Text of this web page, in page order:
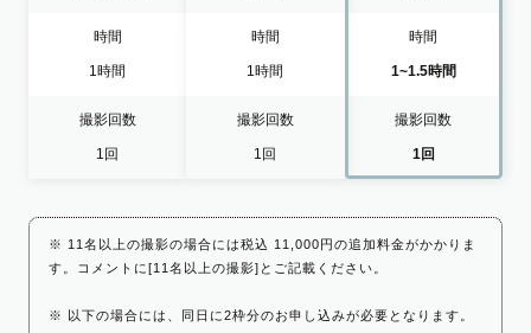
時間
1時間
撮影回数
1回
時間
1時間
撮影回数
1回
時間
1~1.5時間
撮影回数
1回
※ 11名以上の撮影の場合には税込 11,000円の追加料金がかかりま
す。コメントに[11名以上の撮影]とご記載ください。
※ 以下の場合には、同日に2枠分のお申し込みが必要となります。